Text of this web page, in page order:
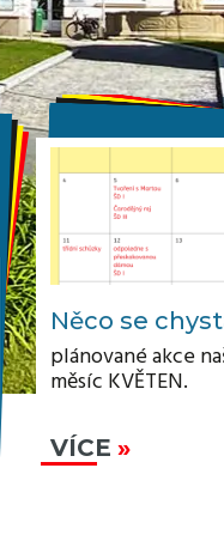
Něco se
plánované akce
měsíc KVĚTEN.
VÍCE